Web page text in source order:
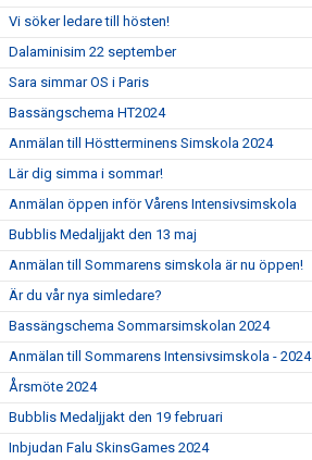
Vi söker ledare till hösten!
Dalaminisim 22 september
Sara simmar OS i Paris
Bassängschema HT2024
Anmälan till Höstterminens Simskola 2024
Lär dig simma i sommar!
Anmälan öppen inför Vårens Intensivsimskola
Bubblis Medaljjakt den 13 maj
Anmälan till Sommarens simskola är nu öppen!
Är du vår nya simledare?
Bassängschema Sommarsimskolan 2024
Anmälan till Sommarens Intensivsimskola - 2024
Årsmöte 2024
Bubblis Medaljjakt den 19 februari
Inbjudan Falu SkinsGames 2024